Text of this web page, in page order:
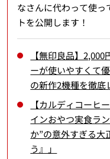
なさんに代わって使
トを公開します！
【無印良品】
ーが使いやすくて
の新作2機種を徹底
【カルディコーヒ
インおやつ実食ラ
か”の意外すぎる大
う』」